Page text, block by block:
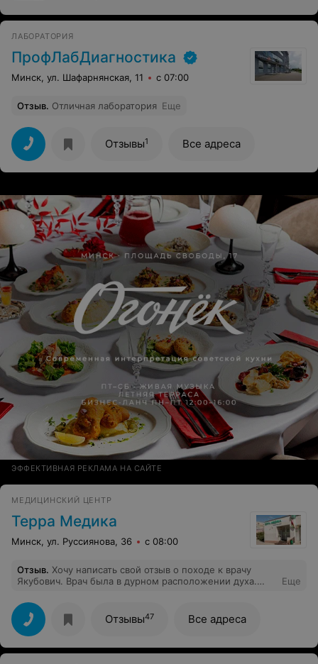
ЛАБОРАТОРИЯ
ПрофЛабДиагностика
Минск, ул. Шафарнянская, 11 с 07:00
Отзыв. Отличная лаборатория Еще
Отзывы1 Все адреса
ЭФФЕКТИВНАЯ РЕКЛАМА НА САЙТЕ
МЕДИЦИНСКИЙ ЦЕНТР
Терра Медика
Минск, ул. Руссиянова, 36 с 08:00
Отзыв. Хочу написать свой отзыв о походе к врачу
Якубович. Врач была в дурном расположении духа.
"Сколько это будет стоить?" ответила: "У нас есть
специально обученные люди, которые отвечают на
такие вопросы". Это я должна была выйти из кабинета
и ходить, узнавать сколько стоит, что ли?? Сделала
кольпоскопию, такое у меня ощущение было, что это
Еще
Отзывы47 Все адреса